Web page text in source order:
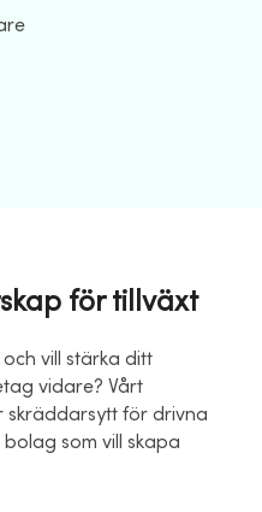
för tillväxt
vill stärka ditt
vidare? Vårt
skräddarsytt för drivna
som vill skapa